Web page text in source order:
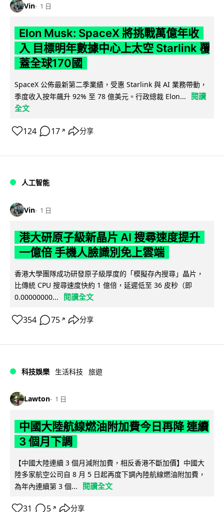
Vin 1 日
Elon Musk: SpaceX 將挑戰萬億年收
入 目標明年數據中心上太空 Starlink 覆
蓋全球170國
SpaceX 公佈最新第二季業績，受惠 Starlink 與 AI 業務帶動，
季度收入按年飆升 92% 至 78 億美元。行政總裁 Elon...
閱讀
全文
124 17 ↗ 分享
人工智能
Vin 1 日
港大研原子級新晶片 AI 搜尋速度提升
一億倍 手機人臉識別免上雲端
香港大學團隊成功研發原子級厚度的「模擬存內搜尋」晶片，
比傳統 CPU 搜尋速度快約 1 億倍，延遲低至 36 皮秒（即
0.00000000...
閱讀全文
354 75 ↗ 分享
科技娛樂 生活科技 旅遊
Lawton 1 日
中國大陸航線燃油附加費今日再降 連續
3 個月下調
【中國大陸連續 3 個月減附加費，相反香港不斷加價】中國大
陸多家航空公司自 8 月 5 日起再度下調內陸航線燃油附加費，
為年內連續第 3 個...
閱讀全文
31 5 ↗ 分享